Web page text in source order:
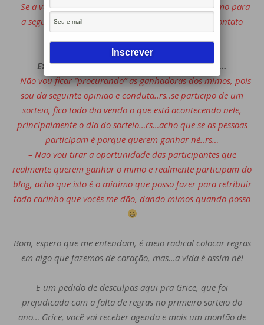
– Se a vencedora não se pronunciar, irei passar o mimo para
a segunda da lista, que terá 5 dias pra entrar em contato
comigo e assim por diante…
Explicando o que me fez tomar esta decisão…
– Não vou ficar “procurando” as ganhadoras dos mimos, pois
sou da seguinte opinião e conduta..rs..se participo de um
sorteio, fico todo dia vendo o que está acontecendo nele,
principalmente o dia do sorteio…rs…acho que se as pessoas
participam é porque querem ganhar né..rs…
– Não vou tirar a oportunidade das participantes que
realmente querem ganhar o mimo e realmente participam do
blog, acho que isto é o minimo que posso fazer para retribuir
todo carinho que vocês me dão, dando mimos quando posso
Bom, espero que me entendam, é meio radical colocar regras
em algo que fazemos de coração, mas…a vida é assim né!
E um pedido de desculpas aqui pra Grice, que foi
prejudicada com a falta de regras no primeiro sorteio do
ano… Grice, você vai receber agenda e mais um montão de